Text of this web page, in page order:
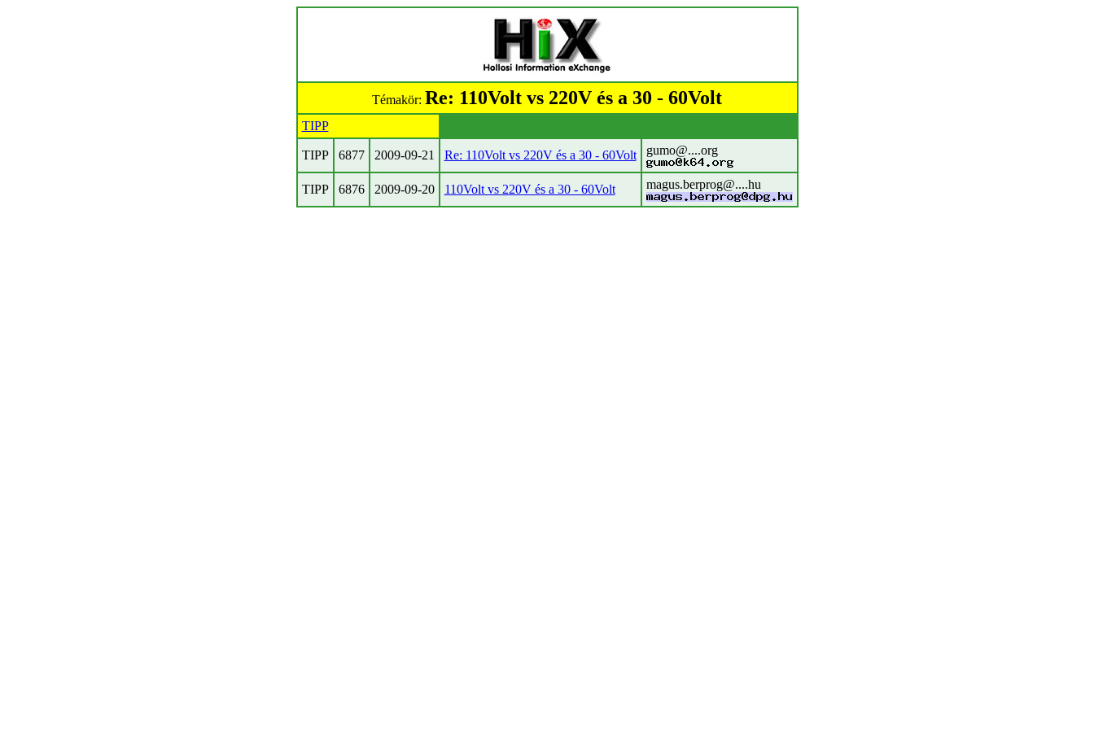
Témakör: Re: 110Volt vs 220V és a 30 - 60Volt
TIPP
TIPP 6877 2009-09-21 Re: 110Volt vs 220V és a 30 - 60Volt gumo@....org
TIPP 6876 2009-09-20 110Volt vs 220V és a 30 - 60Volt magus.berprog@....hu